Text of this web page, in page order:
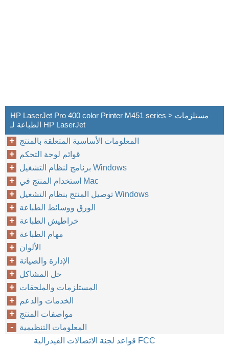
HP LaserJet Pro 400 color Printer M451 series > مستلزمات
الطباعة لـ HP LaserJet
المعلومات الأساسية المتعلقة بالمنتج
قوائم لوحة التحكم
برنامج لنظام التشغيل Windows
استخدام المنتج في Mac
توصيل المنتج بنظام التشغيل Windows
الورق ووسائط الطباعة
خراطيش الطباعة
مهام الطباعة
الألوان
الإدارة والصيانة
حل المشاكل
المستلزمات والملحقات
الخدمات والدعم
مواصفات المنتج
المعلومات التنظيمية
قواعد لجنة الاتصالات الفيدرالية FCC